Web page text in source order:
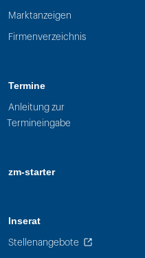
Marktanzeigen
Firmenverzeichnis
Termine
Anleitung zur
Termineingabe
zm-starter
Inserat
Stellenangebote